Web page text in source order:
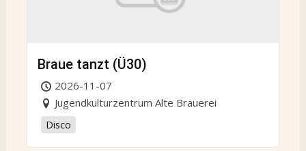
Braue tanzt (Ü30)
2026-11-07
Jugendkulturzentrum Alte Brauerei
Disco